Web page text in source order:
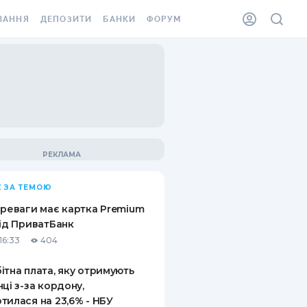
ВІНЬЄТКА
ВІД
ВИПАДКІВ
ДЕПОЗИТИ
ПИТАННЯ ТА ВІДПОВІДІ
ПУТІВНИКИ ПО
БАНКИ ФОРУМ
ЗА ТЕМОЮ
має картка Premium
ПриватБанк
404
плата, яку отримують
з-за кордону,
на 23,6% - НБУ